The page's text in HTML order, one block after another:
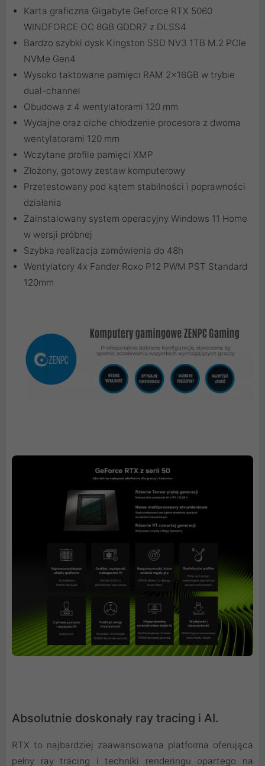
Karta graficzna Gigabyte GeForce RTX 5060
WINDFORCE OC 8GB GDDR7 z DLSS4
Bardzo szybki dysk Kingston SSD NV3 1TB M.2 PCIe
NVMe Gen4
Wysoko taktowane pamięci RAM 2x16GB w trybie
dual-channel
Obudowa z 4 wentylatorami 120 mm
Wydajne oraz ciche chłodzenie procesora z dwoma
wentylatorami 120 mm
Wczytane profile pamięci XMP
Złożony, gotowy zestaw komputerowy
Przetestowany pod kątem stabilności i poprawności
działania
Zainstalowany system operacyjny Windows 11 Home
w wersji próbnej
Szybka realizacja zamówienia do 48h
Wentylatory 4x Fander Roxo P12 PWM PST Standard
120mm
Absolutnie doskonały ray tracing i AI.
RTX to najbardziej zaawansowana platforma oferująca
pełny ray tracing i techniki renderingu opartego na